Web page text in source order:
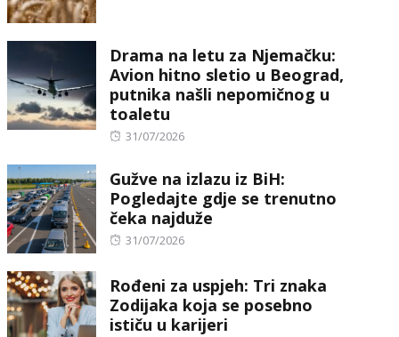
Drama na letu za Njemačku:
Avion hitno sletio u Beograd,
putnika našli nepomičnog u
toaletu
Posted
31/07/2026
Gužve na izlazu iz BiH:
Pogledajte gdje se trenutno
čeka najduže
Posted
31/07/2026
Rođeni za uspjeh: Tri znaka
Zodijaka koja se posebno
ističu u karijeri